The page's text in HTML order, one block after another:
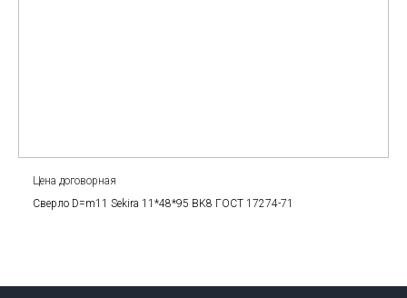
Цена договорная
Сверло D=m11 Sekira 11*48*95 BK8 ГОСТ 17274-71